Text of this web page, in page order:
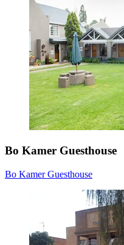
Bo Kamer Guesthouse
Bo Kamer Guesthouse